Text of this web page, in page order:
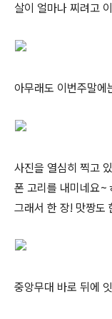
살이 얼마나 찌려고
아무래도 이번주말
사진을 열심히 찍고
폰 고리를 내미네요~
그래서 한 장! 맛짱도
중앙무대 바로 뒤에